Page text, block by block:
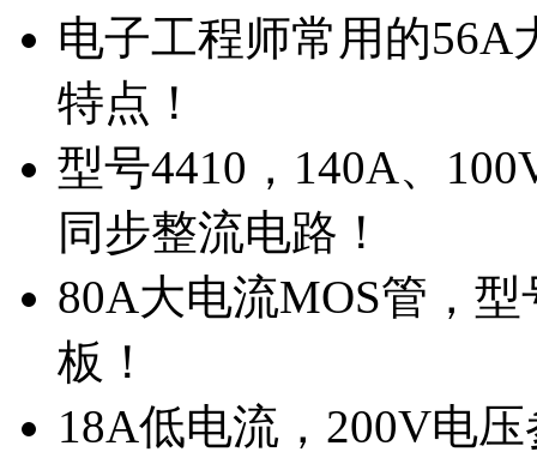
电子工程师常用的56A
特点！
型号4410，140A、
同步整流电路！
80A大电流MOS管，
板！
18A低电流，200V电